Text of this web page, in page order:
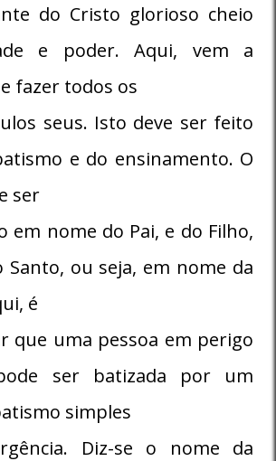
do Cristo glorioso cheio
e poder. Aqui, vem a
fazer todos os
seus. Isto deve ser feito
e do ensinamento. O
ser
em nome do Pai, e do Filho,
Santo, ou seja, em nome da
é
que uma pessoa em perigo
ser batizada por um
simples
Diz-se o nome da